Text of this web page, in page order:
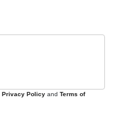
Privacy Policy and Terms of